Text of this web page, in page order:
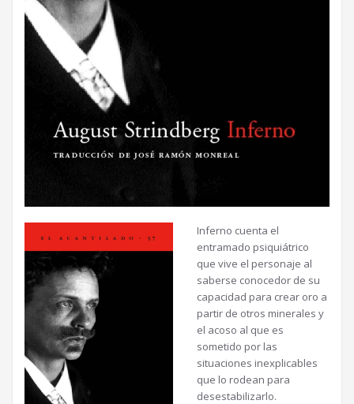
Inferno cuenta el
entramado psiquiátrico
que vive el personaje al
saberse conocedor de su
capacidad para crear oro a
partir de otros minerales y
el acoso al que es
sometido por las
situaciones inexplicables
que lo rodean para
desestabilizarlo.